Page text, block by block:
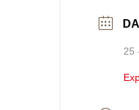
25